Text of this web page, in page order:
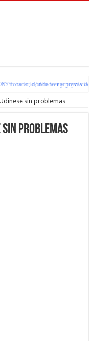
horario, dónde ver y previa
horario, dónde ver y
sin problemas
sin problemas